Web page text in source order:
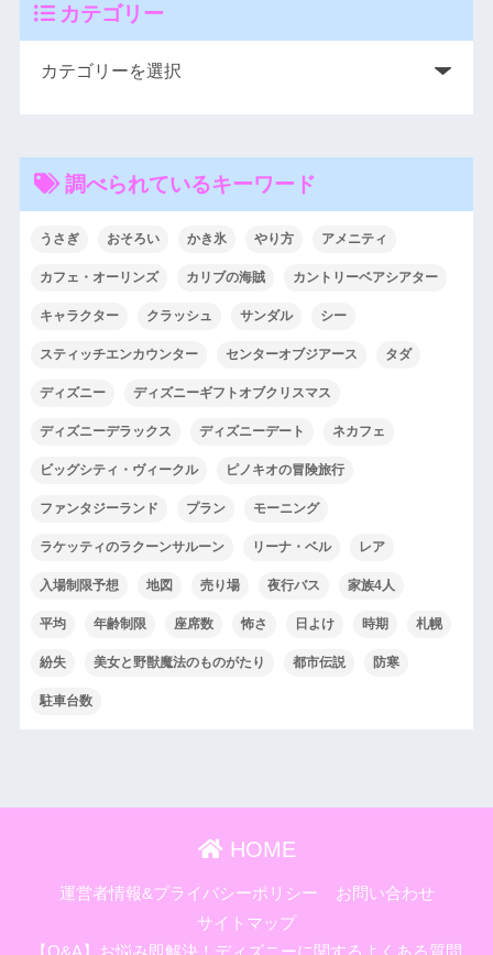
カテゴリー
調べられているキーワード
うさぎ おそろい かき氷 やり方 アメニティ
カフェ・オーリンズ カリブの海賊 カントリーベアシアター
キャラクター クラッシュ サンダル シー
スティッチエンカウンター センターオブジアース タダ
ディズニー ディズニーギフトオブクリスマス
ディズニーデラックス ディズニーデート ネカフェ
ビッグシティ・ヴィークル ピノキオの冒険旅行
ファンタジーランド プラン モーニング
ラケッティのラクーンサルーン リーナ・ベル レア
入場制限予想 地図 売り場 夜行バス 家族4人
平均 年齢制限 座席数 怖さ 日よけ 時期 札幌
紛失 美女と野獣魔法のものがたり 都市伝説 防寒
駐車台数
HOME
運営者情報&プライバシーポリシー
お問い合わせ
サイトマップ